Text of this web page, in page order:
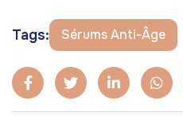
Tags: Sérums Anti-Âge